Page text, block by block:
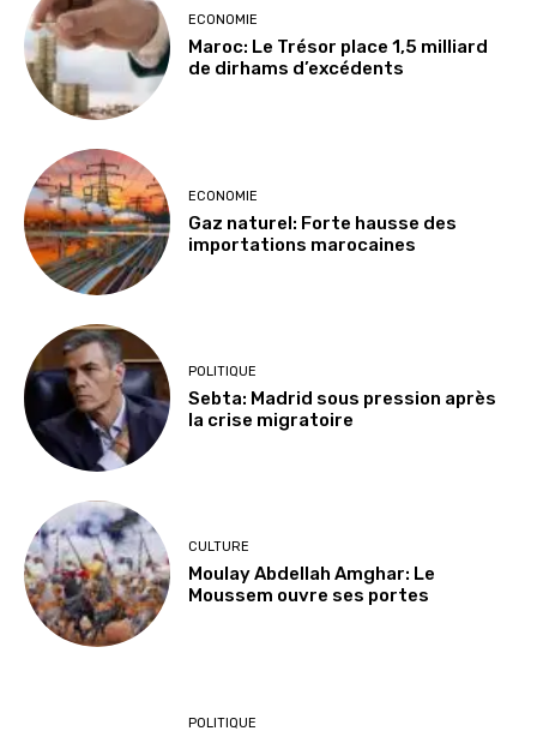
ECONOMIE
Maroc: Le Trésor place 1,5 milliard
de dirhams d’excédents
ECONOMIE
Gaz naturel: Forte hausse des
importations marocaines
POLITIQUE
Sebta: Madrid sous pression après
la crise migratoire
CULTURE
Moulay Abdellah Amghar: Le
Moussem ouvre ses portes
POLITIQUE